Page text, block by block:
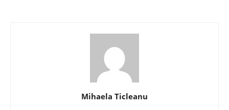
Mihaela Ticleanu